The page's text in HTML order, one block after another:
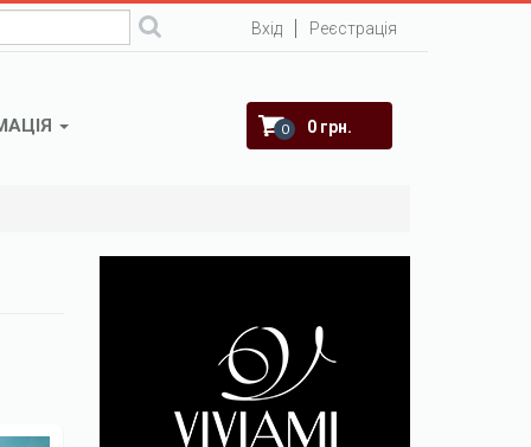
Вхід Реєстрація
0 0 грн.